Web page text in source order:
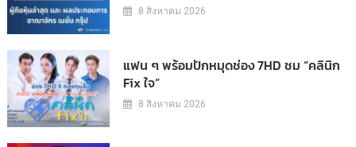
8 สิงหาคม 2026
แฟน ๆ พร้อมปักหมุดช่อง 7HD ชม “คลินิก
Fix ใจ”
8 สิงหาคม 2026